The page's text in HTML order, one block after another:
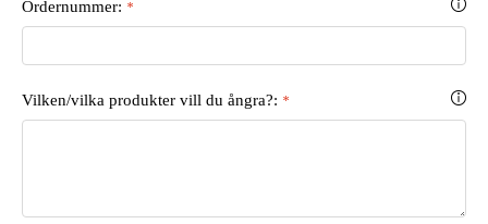
Ordernummer: *
Vilken/vilka produkter vill du ångra?: *